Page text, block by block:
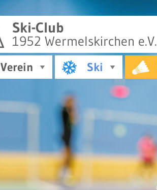
Ski-Club
1952 Wermelskirchen e.V.
Verein Ski